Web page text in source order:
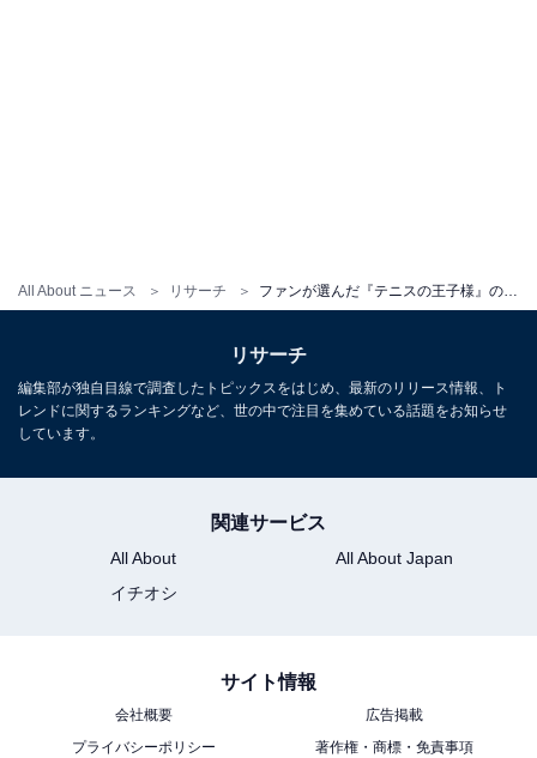
All About ニュース リサーチ
Amazon）
帝学園中等部テニス部の部長を務める跡部景吾。自分自
身を「俺様」と呼び、本人命名の別名は「王様（キン
グ）」。跡部財閥の御曹司で中等部の生徒会長という華
リサーチ
編集部が独自目線で調査したトピックスをはじめ、最新のリリース情報、ト
レンドに関するランキングなど、世の中で注目を集めている話題をお知らせ
しています。
関連サービス
All About
All About Japan
イチオシ
サイト情報
会社概要
広告掲載
プライバシーポリシー
著作権・商標・免責事項